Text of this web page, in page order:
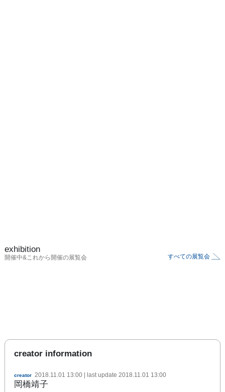
exhibition
開催中&これから開催の展覧会 すべての展覧会
creator information
creator 2018.11.01 13:00 | last update 2018.11.01 13:00
岡橋靖子